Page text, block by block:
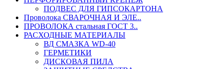
ПОДВЕС ДЛЯ ГИПСОКАРТОНА
Проволока СВАРОЧНАЯ И ЭЛЕ..
ПРОВОЛОКА стальная ГОСТ 3..
РАСХОДНЫЕ МАТЕРИАЛЫ
ВД СМАЗКА WD-40
ГЕРМЕТИКИ
ДИСКОВАЯ ПИЛА